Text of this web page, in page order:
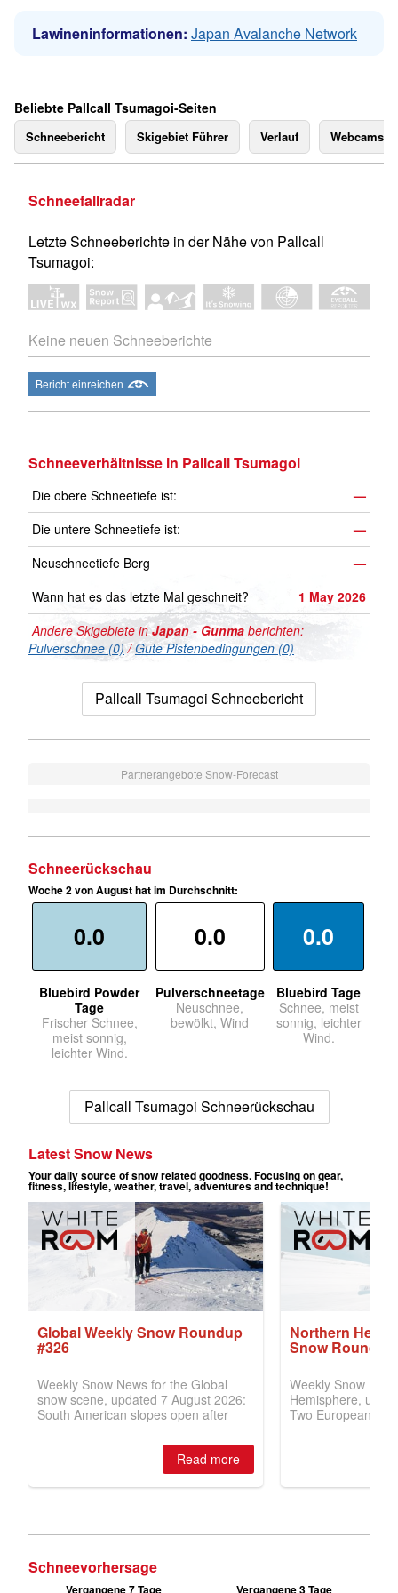
Lawineninformationen: Japan Avalanche Network
Beliebte Pallcall Tsumagoi-Seiten
Schneebericht Skigebiet Führer Verlauf Webcams
Schneefallradar
Letzte Schneeberichte in der Nähe von Pallcall
Tsumagoi:
Keine neuen Schneeberichte
Bericht einreichen
Schneeverhältnisse in Pallcall Tsumagoi
Die obere Schneetiefe ist:
—
Die untere Schneetiefe ist:
—
Neuschneetiefe Berg
—
Wann hat es das letzte Mal geschneit?
1 May 2026
Andere Skigebiete inJapan - Gunma berichten:
Pulverschnee (0)/Gute Pistenbedingungen (0)
Pallcall Tsumagoi Schneebericht
Partnerangebote Snow-Forecast
Schneerückschau
Woche 2 von August hat im Durchschnitt:
0.0
Bluebird Powder
Tage
Frischer Schnee,
meist sonnig,
leichter Wind.
0.0
Pulverschneetage
Neuschnee,
bewölkt, Wind
0.0
Bluebird Tage
Schnee, meist
sonnig, leichter
Wind.
Pallcall Tsumagoi Schneerückschau
Schneevorhersage
Vergangene 7 Tage Vergangene 3 Tage